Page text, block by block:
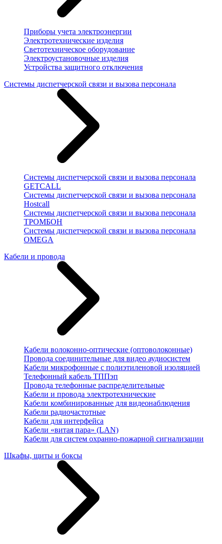
Приборы учета электроэнергии
Электротехнические изделия
Светотехническое оборудование
Электроустановочные изделия
Устройства защитного отключения
Системы диспетчерской связи и вызова персонала
Системы диспетчерской связи и вызова персонала
GETCALL
Системы диспетчерской связи и вызова персонала
Hostcall
Системы диспетчерской связи и вызова персонала
ТРОМБОН
Системы диспетчерской связи и вызова персонала
OMEGA
Кабели и провода
Кабели волоконно-оптические (оптоволоконные)
Провода соединительные для видео аудиосистем
Кабели микрофонные с полиэтиленовой изоляцией
Телефонный кабель ТППэп
Провода телефонные распределительные
Кабели и провода электротехнические
Кабели комбинированные для видеонаблюдения
Кабели радиочастотные
Кабели для интерфейса
Кабели «витая пара» (LAN)
Кабели для систем охранно-пожарной сигнализации
Шкафы, щиты и боксы